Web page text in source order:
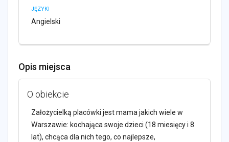
JĘZYKI
Angielski
Opis miejsca
O obiekcie
Założycielką placówki jest mama jakich wiele w
Warszawie: kochająca swoje dzieci (18 miesięcy i 8
lat), chcąca dla nich tego, co najlepsze,